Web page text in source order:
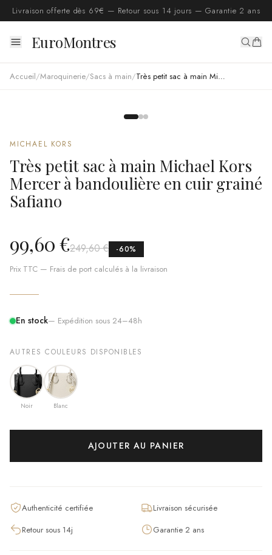
Livraison offerte dès 69€ — Retour sous 14 jours — Garantie 2 ans
EuroMontres
Accueil/Maroquinerie/Sacs à main/ Très petit sac à main Michael Kors Mercer à bandoulière en cuir grainé Safiano
MICHAEL KORS
Très petit sac à main Michael Kors
Mercer à bandoulière en cuir grainé
Safiano
99,60 €249,60 € -60%
Prix TTC — Frais de port calculés à la livraison
En stock— Expédition sous 24–48h
AUTRES COULEURS DISPONIBLES
Noir Blanc
AJOUTER AU PANIER
Authenticité certifiée
Livraison sécurisée
Retour sous 14j
Garantie 2 ans